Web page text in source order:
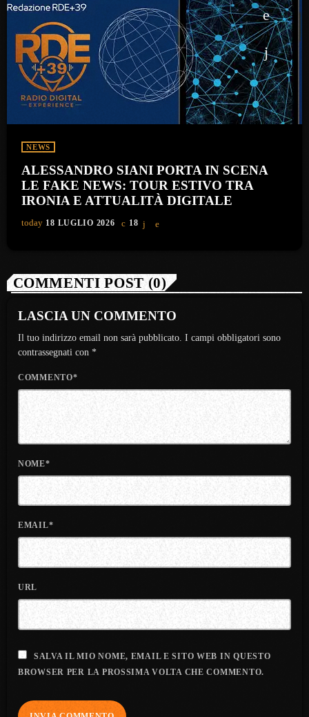
NEWS
ALESSANDRO SIANI PORTA IN SCENA
LE FAKE NEWS: TOUR ESTIVO TRA
IRONIA E ATTUALITÀ DIGITALE
today 18 LUGLIO 2026 18
COMMENTI POST (0)
LASCIA UN COMMENTO
Il tuo indirizzo email non sarà pubblicato. I campi obbligatori sono
contrassegnati con *
COMMENTO*
NOME*
EMAIL*
URL
SALVA IL MIO NOME, EMAIL E SITO WEB IN QUESTO
BROWSER PER LA PROSSIMA VOLTA CHE COMMENTO.